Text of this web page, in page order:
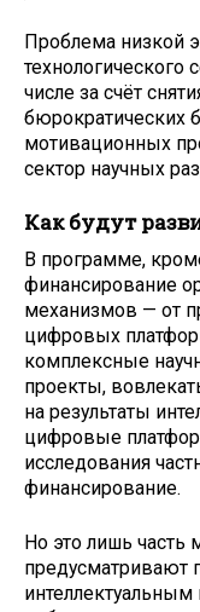
Проблема низкой
технологического
числе за счёт
бюрократических
мотивационных
сектор научных
Как будут
В программе,
финансирование
механизмов — от
цифровых
комплексные
проекты,
на результаты
цифровые
исследования
финансирование.
Но это лишь часть